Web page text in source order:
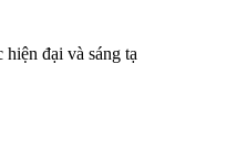
đại và sáng tạ